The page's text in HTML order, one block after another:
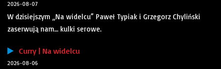
2026-08-07
W dzisiejszym „Na widelcu” Paweł Typiak i Grzegorz Chyliński
zaserwują nam… kulki serowe.
Curry | Na widelcu
2026-08-06